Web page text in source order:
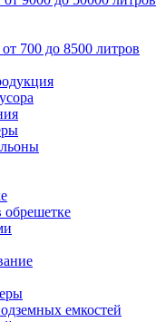
700 до 8500 литров
обрешетке
емкостей